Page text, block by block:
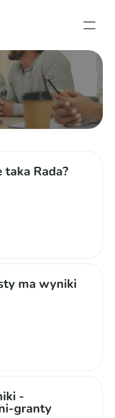
taka Rada?
ma wyniki
-
granty